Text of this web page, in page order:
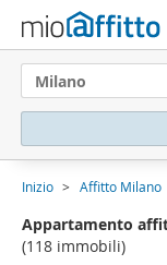
Milano
Inizio Affitto Milano
Appartamento
(118 immobili)